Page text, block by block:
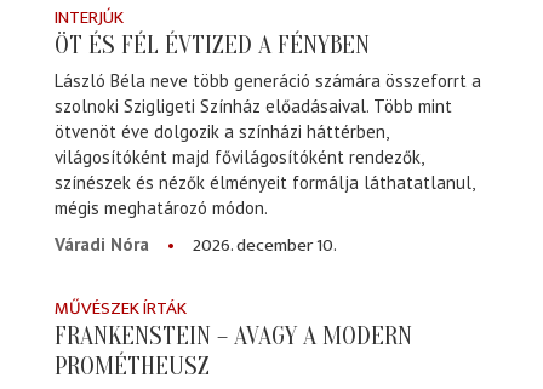
INTERJÚK
ÖT ÉS FÉL ÉVTIZED A FÉNYBEN
László Béla neve több generáció számára összeforrt a
szolnoki Szigligeti Színház előadásaival. Több mint
ötvenöt éve dolgozik a színházi háttérben,
világosítóként majd fővilágosítóként rendezők,
színészek és nézők élményeit formálja láthatatlanul,
mégis meghatározó módon.
Váradi Nóra
2026. december 10.
MŰVÉSZEK ÍRTÁK
FRANKENSTEIN – AVAGY A MODERN
PROMÉTHEUSZ